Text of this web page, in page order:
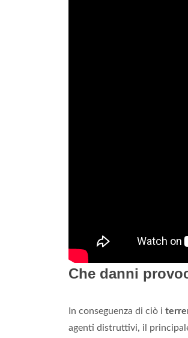
Che danni
In conseguenza di ciò i
agenti distruttivi, il